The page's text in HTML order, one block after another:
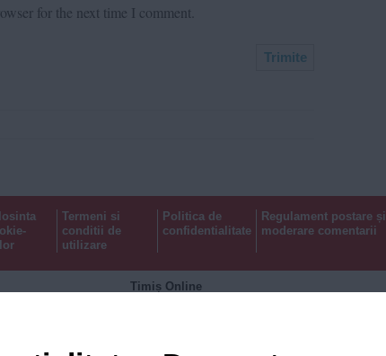
for the next time I comment.
Termeni si
conditii de
utilizare
Politica de
confidentialitate
Regulament postare și
moderare comentarii
Timiș Online